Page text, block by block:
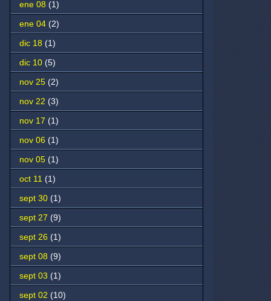
ene 08 (1)
ene 04 (2)
dic 18 (1)
dic 10 (5)
nov 25 (2)
nov 22 (3)
nov 17 (1)
nov 06 (1)
nov 05 (1)
oct 11 (1)
sept 30 (1)
sept 27 (9)
sept 26 (1)
sept 08 (9)
sept 03 (1)
sept 02 (10)